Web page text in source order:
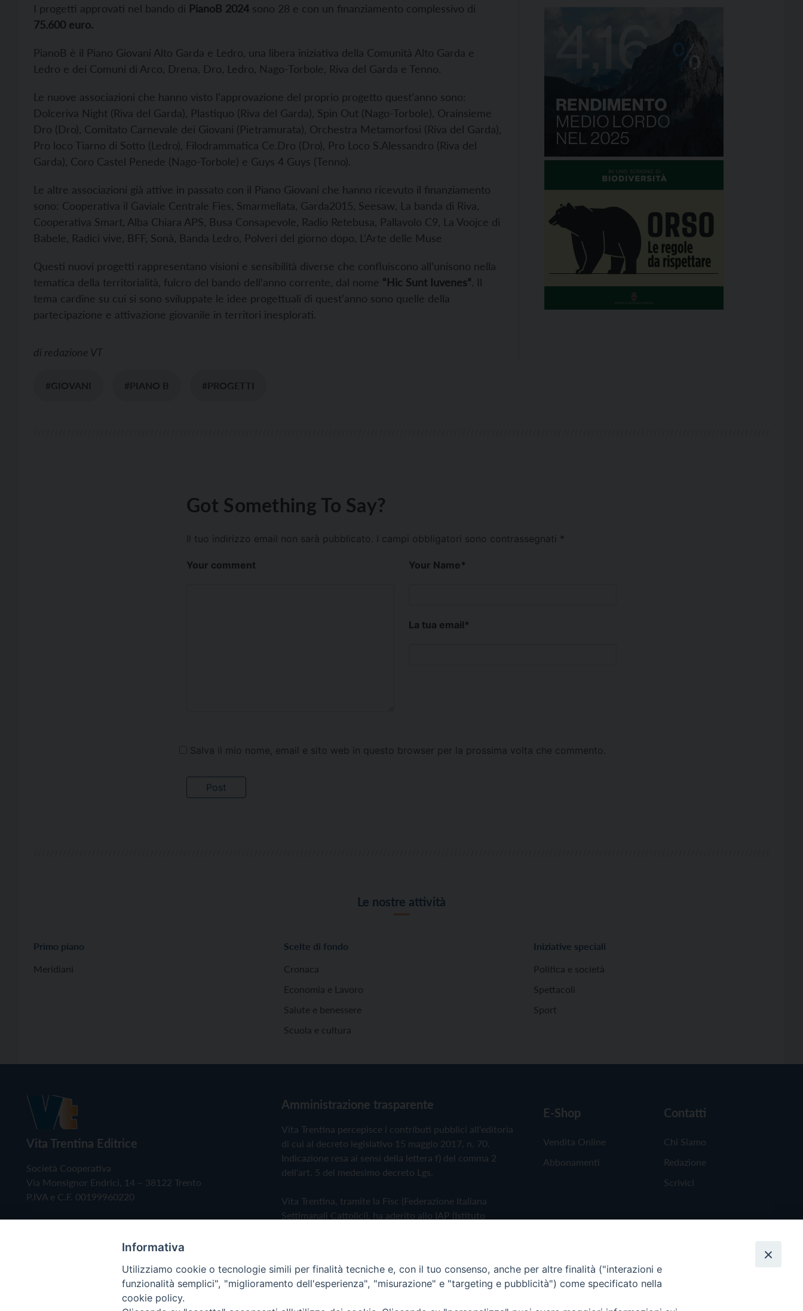
I progetti approvati nel bando di PianoB 2024 sono 28 e con un finanziamento complessivo di
75.600 euro.
PianoB è il Piano Giovani Alto Garda e Ledro, una libera iniziativa della Comunità Alto Garda e
Ledro e dei Comuni di Arco, Drena, Dro, Ledro, Nago-Torbole, Riva del Garda e Tenno.
Le nuove associazioni che hanno visto l’approvazione del proprio progetto quest’anno sono:
Dolceriva Night (Riva del Garda), Plastiquo (Riva del Garda), Spin Out (Nago-Torbole), Orainsieme
Dro (Dro), Comitato Carnevale dei Giovani (Pietramurata), Orchestra Metamorfosi (Riva del Garda),
Pro loco Tiarno di Sotto (Ledro), Filodrammatica Ce.Dro (Dro), Pro Loco S.Alessandro (Riva del
Garda), Coro Castel Penede (Nago-Torbole) e Guys 4 Guys (Tenno).
Le altre associazioni già attive in passato con il Piano Giovani che hanno ricevuto il finanziamento
sono: Cooperativa il Gaviale Centrale Fies, Smarmellata, Garda2015, Seesaw, La banda di Riva,
Cooperativa Smart, Alba Chiara APS, Busa Consapevole, Radio Retebusa, Pallavolo C9, La Voojce di
Babele, Radici vive, BFF, Sonà, Banda Ledro, Polveri del giorno dopo, L’Arte delle Muse
Questi nuovi progetti rappresentano visioni e sensibilità diverse che confluiscono all’unisono nella
tematica della territorialità, fulcro del bando dell’anno corrente, dal nome “Hic Sunt Iuvenes”. Il
tema cardine su cui si sono sviluppate le idee progettuali di quest’anno sono quelle della
partecipazione e attivazione giovanile in territori inesplorati.
di redazione VT
#GIOVANI #PIANO B #PROGETTI
Got Something To Say?
Il tuo indirizzo email non sarà pubblicato. I campi obbligatori sono contrassegnati *
Your comment Your Name*
La tua email*
Salva il mio nome, email e sito web in questo browser per la prossima volta che commento.
Le nostre attività
Primo piano
Meridiani
Scelte di fondo
Cronaca
Economia e Lavoro
Salute e benessere
Scuola e cultura
Iniziative speciali
Politica e società
Spettacoli
Sport
Vita Trentina Editrice
Società Cooperativa
Via Monsignor Endrici, 14 – 38122 Trento
P.IVA e C.F. 00199960220
Amministrazione trasparente
Vita Trentina percepisce i contributi pubblici all'editoria
di cui al decreto legislativo 15 maggio 2017, n. 70.
Indicazione resa ai sensi della lettera f) del comma 2
dell'art. 5 del medesimo decreto Lgs.
Vita Trentina, tramite la Fisc (Federazione Italiana
Settimanali Cattolici), ha aderito allo IAP (Istituto
Privacy Policy Cookie Policy
E-Shop
Vendita Online
Abbonamenti
Contatti
Chi Siamo
Redazione
Scrivici
Informativa
Utilizziamo cookie o tecnologie simili per finalità tecniche e, con il tuo consenso, anche per altre finalità ("interazioni e
funzionalità semplici", "miglioramento dell'esperienza", "misurazione" e "targeting e pubblicità") come specificato nella
cookie policy.